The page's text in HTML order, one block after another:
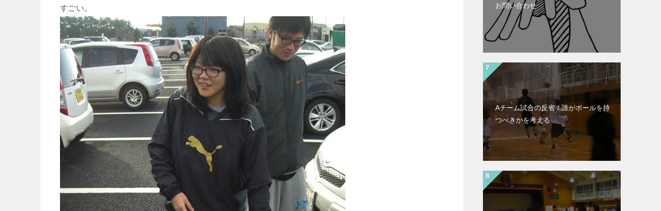
すごい。 お問い合わせ
Aチーム試合の反省！誰がボールを持
つべきかを考える